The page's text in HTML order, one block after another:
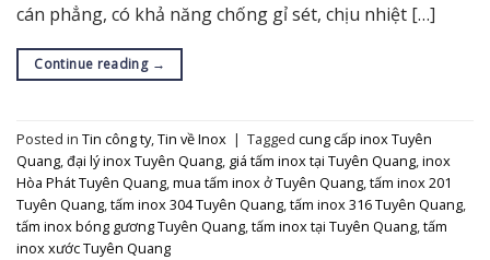
cán phẳng, có khả năng chống gỉ sét, chịu nhiệt […]
Continue reading →
Posted in Tin công ty,Tin về Inox | Tagged cung cấp inox Tuyên
Quang,đại lý inox Tuyên Quang, giá tấm inox tại Tuyên Quang,inox
Hòa Phát Tuyên Quang,mua tấm inox ở Tuyên Quang,tấm inox 201
Tuyên Quang,tấm inox 304 Tuyên Quang,tấm inox 316 Tuyên Quang,
tấm inox bóng gương Tuyên Quang,tấm inox tại Tuyên Quang,tấm
inox xước Tuyên Quang